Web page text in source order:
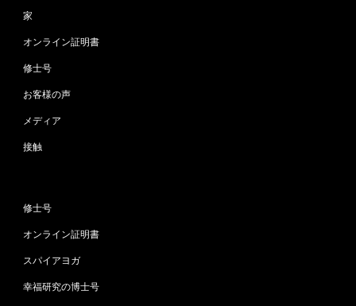
家
オンライン証明書
修士号
お客様の声
メディア
接触
修士号
オンライン証明書
スパイアヨガ
幸福研究の博士号